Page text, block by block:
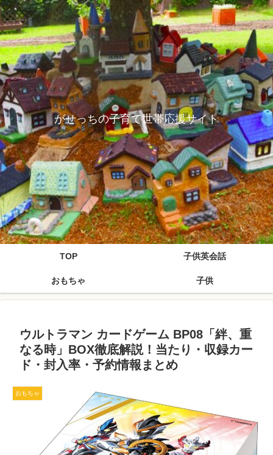
がせっちの子育て世帯応援サイト
TOP 子供英会話
おもちゃ 子供
ウルトラマン カードゲーム BP08「絆、重
なる時」BOX徹底解説！当たり・収録カー
ド・封入率・予約情報まとめ
おもちゃ